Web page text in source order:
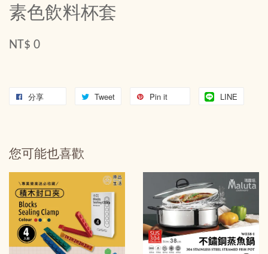
素色飲料杯套
NT$ 0
分享 Tweet Pin it LINE
您可能也喜歡